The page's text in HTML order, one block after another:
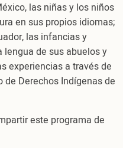
las niñas y los niños
en sus propios idiomas;
las infancias y
de sus abuelos y
experiencias a través de
Derechos Indígenas de
este programa de